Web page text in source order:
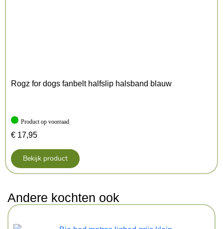
Rogz for dogs fanbelt halfslip halsband blauw
Product op voorraad
€ 17,95
Bekijk product
Andere kochten ook